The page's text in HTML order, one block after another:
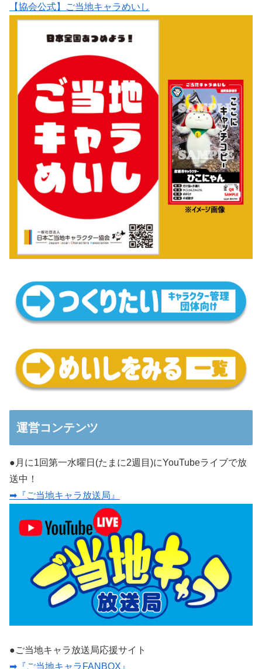
【協会公式】ご当地キャラめいし
運営コンテンツ
●月に1回第一水曜日(たまに2週目)にYouTubeライブで放
送中！
➡『ご当地キャラ放送局』
●ご当地キャラ放送局応援サイト
➡『ご当地キャラFANBOX』